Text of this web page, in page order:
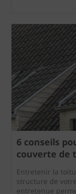
6 conseils
couverte de
Entretenir la
structure de
entretenue